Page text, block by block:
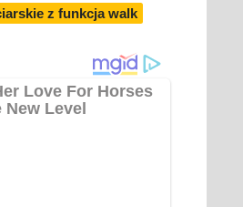
z funkcja walk